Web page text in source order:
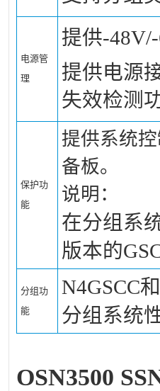
电源管
理
提供-
提供电源
失效检测
保护功
能
提供系统
备板。
说明：
在分组系
版本的
分组功
能
N4GSCC
分组系统
OSN3500